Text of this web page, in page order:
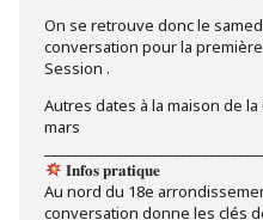
On se retrouve donc le
conversation pour la
Session .
Autres dates à la maison de
mars
𝐈𝐧𝐟𝐨𝐬 𝐩𝐫𝐚𝐭𝐢𝐪𝐮𝐞
Au nord du 18e
conversation donne les clés